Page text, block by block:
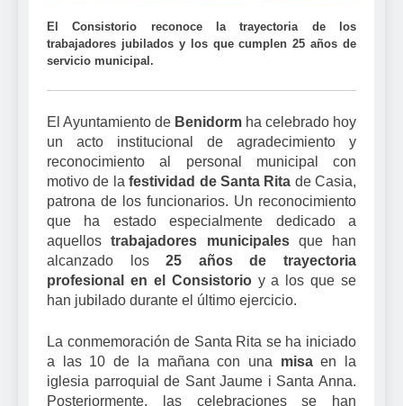
El Consistorio reconoce la trayectoria de los
trabajadores jubilados y los que cumplen 25 años de
servicio municipal.
El Ayuntamiento de Benidorm ha celebrado hoy
un acto institucional de agradecimiento y
reconocimiento al personal municipal con
motivo de lafestividad de Santa Rita de Casia,
patrona de los funcionarios. Un reconocimiento
que ha estado especialmente dedicado a
aquellostrabajadores municipalesque han
alcanzado los25 años de trayectoria
profesional en el Consistorioy a los que se
han jubilado durante el último ejercicio.
La conmemoración de Santa Rita se ha iniciado
a las 10 de la mañana con una misaen la
iglesia parroquial de Sant Jaume i Santa Anna.
Posteriormente, las celebraciones se han